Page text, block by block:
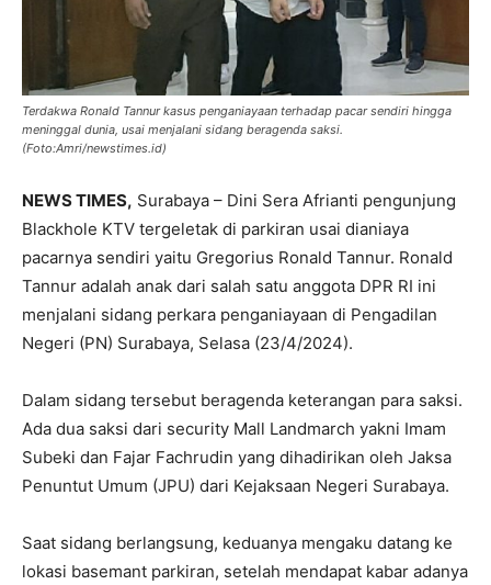
Terdakwa Ronald Tannur kasus penganiayaan terhadap pacar sendiri hingga
meninggal dunia, usai menjalani sidang beragenda saksi.
(Foto:Amri/newstimes.id)
NEWS TIMES, Surabaya – Dini Sera Afrianti pengunjung
Blackhole KTV tergeletak di parkiran usai dianiaya
pacarnya sendiri yaitu Gregorius Ronald Tannur. Ronald
Tannur adalah anak dari salah satu anggota DPR RI ini
menjalani sidang perkara penganiayaan di Pengadilan
Negeri (PN) Surabaya, Selasa (23/4/2024).
Dalam sidang tersebut beragenda keterangan para saksi.
Ada dua saksi dari security Mall Landmarch yakni Imam
Subeki dan Fajar Fachrudin yang dihadirikan oleh Jaksa
Penuntut Umum (JPU) dari Kejaksaan Negeri Surabaya.
Saat sidang berlangsung, keduanya mengaku datang ke
lokasi basemant parkiran, setelah mendapat kabar adanya